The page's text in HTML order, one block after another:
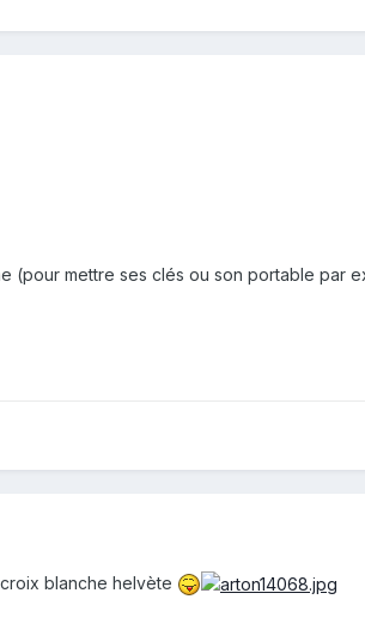
(pour mettre ses clés ou son portable par
blanche helvète